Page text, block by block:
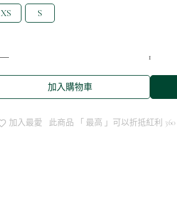
XS
S
加入購物車
加入最愛 此商品 「 最高 」可以折抵紅利 360